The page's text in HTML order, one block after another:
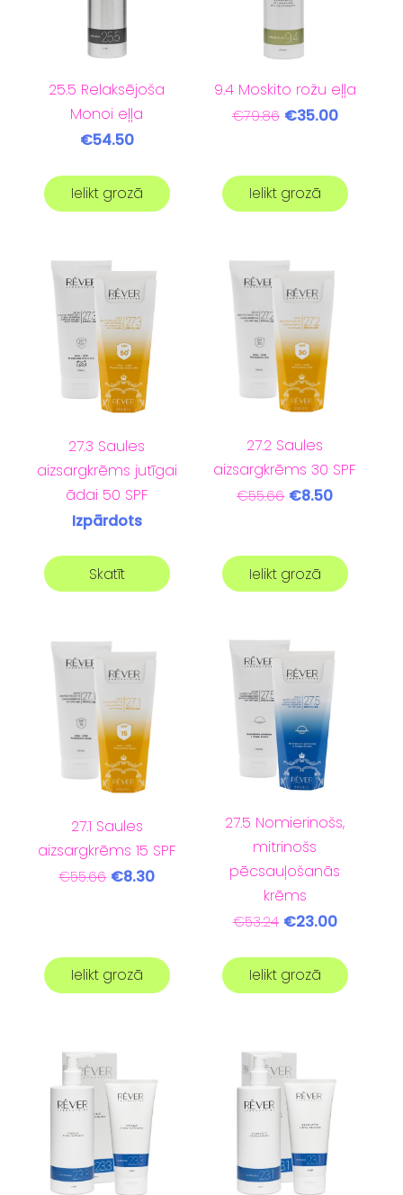
25.5 Relaksējoša
Monoi eļļa
€54.50
Ielikt grozā
9.4 Moskito rožu eļļa
€79.86 €35.00
Ielikt grozā
27.3 Saules
aizsargkrēms jutīgai
ādai 50 SPF
Izpārdots
Skatīt
27.2 Saules
aizsargkrēms 30 SPF
€55.66 €8.50
Ielikt grozā
27.1 Saules
aizsargkrēms 15 SPF
€55.66 €8.30
Ielikt grozā
27.5 Nomierinošs,
mitrinošs
pēcsauļošanās
krēms
€53.24 €23.00
Ielikt grozā